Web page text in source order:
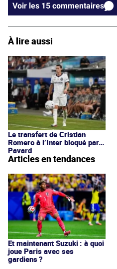
Voir les 15 commentaires
À lire aussi
Le transfert de Cristian
Romero à l’Inter bloqué par…
Pavard
Articles en tendances
Et maintenant Suzuki : à quoi
joue Paris avec ses
gardiens ?